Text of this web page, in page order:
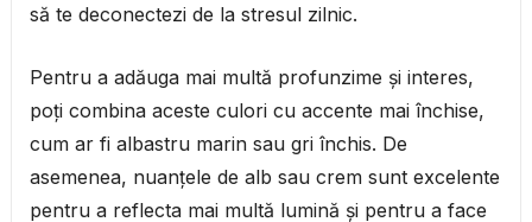
să te deconectezi de la stresul zilnic.
Pentru a adăuga mai multă profunzime și interes,
poți combina aceste culori cu accente mai închise,
cum ar fi albastru marin sau gri închis. De
asemenea, nuanțele de alb sau crem sunt excelente
pentru a reflecta mai multă lumină și pentru a face